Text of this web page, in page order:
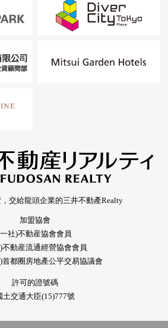
交給龍頭企業的三井不動產Realty
加盟協會
社)不動産協會會員
不動産流通經營協會會員
首都圈房地產公平交易協議會
許可的證號碼
土交通大臣(15)777號